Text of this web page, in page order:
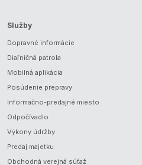
Služby
Dopravné informácie
Diaľničná patrola
Mobilná aplikácia
Posúdenie prepravy
Informačno-predajné miesto
Odpočívadlo
Výkony údržby
Predaj majetku
Obchodná verejná súťaž